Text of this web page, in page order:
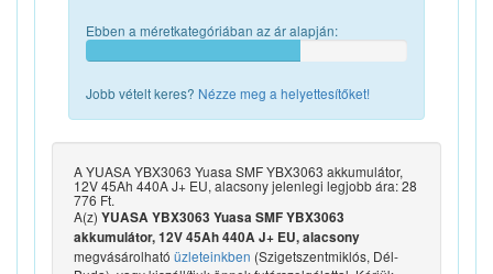
Ebben a méretkategóriában az ár alapján:
Jobb vételt keres? Nézze meg a helyettesítőket!
A YUASA YBX3063 Yuasa SMF YBX3063 akkumulátor,
12V 45Ah 440A J+ EU, alacsony jelenlegi legjobb ára: 28
776 Ft.
A(z) YUASA YBX3063 Yuasa SMF YBX3063
akkumulátor, 12V 45Ah 440A J+ EU, alacsony
megvásárolható üzleteinkben (Szigetszentmiklós, Dél-